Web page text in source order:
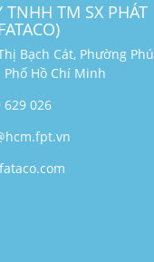
TNHH TM SX PHÁT
Bạch Cát, Phường Phú
Phố Hồ Chí Minh
629 026